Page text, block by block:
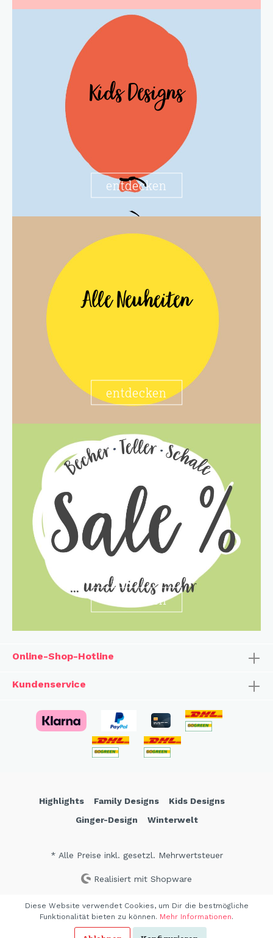
Kids Designs
entdecken
Alle Neuheiten
entdecken
entdecken
Online-Shop-Hotline
Kundenservice
Highlights Family Designs
Kids Designs
Ginger-Design
Winterwelt
* Alle Preise inkl. gesetzl. Mehrwertsteuer
Realisiert mit Shopware
Diese Website verwendet Cookies, um Dir die bestmögliche
Funktionalität bieten zu können. Mehr Informationen.